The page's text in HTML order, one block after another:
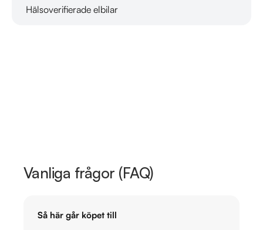
Hälsoverifierade elbilar
Läs mer om oss
Vanliga frågor (FAQ)
Så här går köpet till